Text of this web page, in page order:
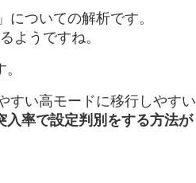
ついての解析です。
ようですね。
すい高モードに移行しやすい
入率で設定判別をする方法が